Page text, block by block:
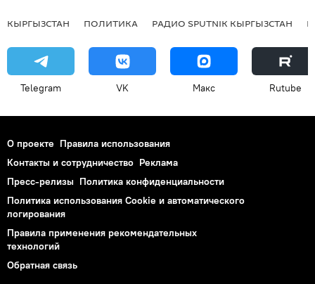
КЫРГЫЗСТАН ПОЛИТИКА РАДИО SPUTNIK КЫРГЫЗСТАН
Telegram VK Макс Rutube
О проекте Правила использования
Контакты и сотрудничество Реклама
Пресс-релизы Политика конфиденциальности
Политика использования Cookie и автоматического
логирования
Правила применения рекомендательных
технологий
Обратная связь